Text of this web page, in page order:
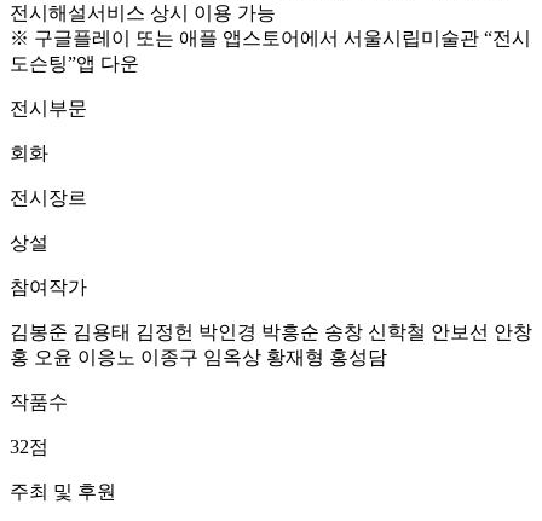
전시해설서비스 상시 이용 가능
※ 구글플레이 또는 애플 앱스토어에서 서울시립미술관 “전시
도슨팅”앱 다운
전시부문
회화
전시장르
상설
참여작가
김봉준 김용태 김정헌 박인경 박흥순 송창 신학철 안보선 안창
홍 오윤 이응노 이종구 임옥상 황재형 홍성담
작품수
32점
주최 및 후원